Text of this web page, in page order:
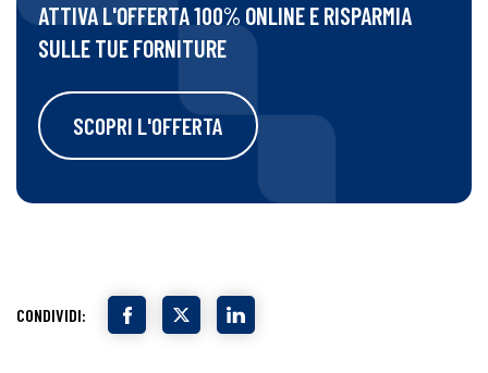
ATTIVA L'OFFERTA 100% ONLINE E RISPARMIA
SULLE TUE FORNITURE
SCOPRI L'OFFERTA
CONDIVIDI: